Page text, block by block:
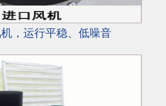
，运行平稳、低噪音